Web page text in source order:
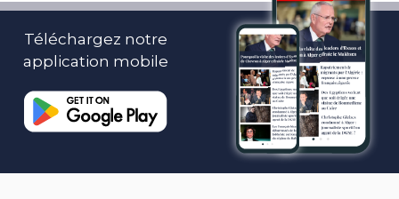
Téléchargez notre
application mobile